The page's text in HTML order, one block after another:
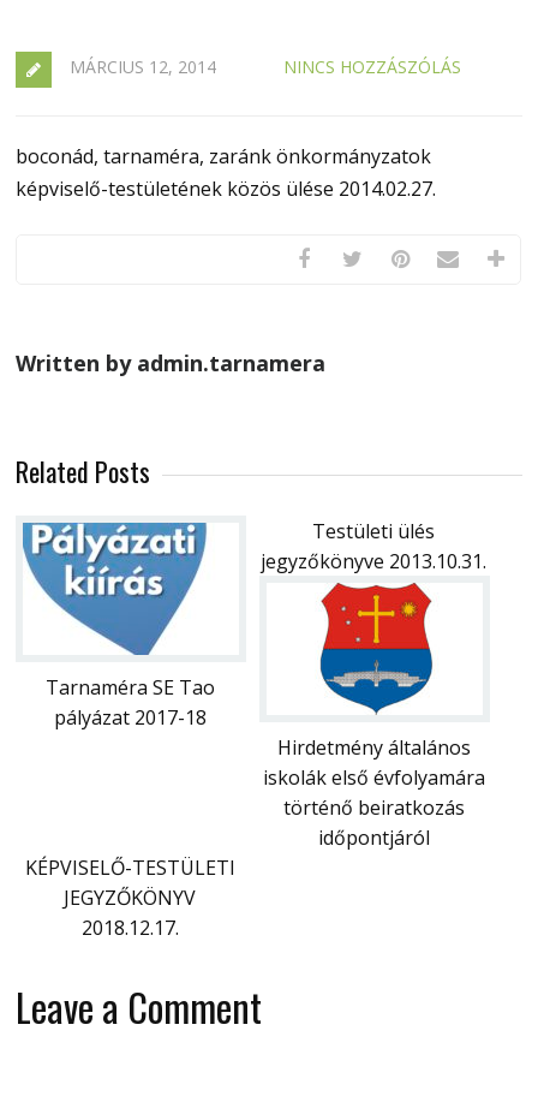
MÁRCIUS 12, 2014 NINCS HOZZÁSZÓLÁS
boconád, tarnaméra, zaránk önkormányzatok
képviselő-testületének közös ülése 2014.02.27.
Written by admin.tarnamera
Related Posts
Tarnaméra SE Tao
pályázat 2017-18
Testületi ülés
jegyzőkönyve 2013.10.31.
Hirdetmény általános
iskolák első évfolyamára
történő beiratkozás
időpontjáról
KÉPVISELŐ-TESTÜLETI
JEGYZŐKÖNYV
2018.12.17.
Leave a Comment